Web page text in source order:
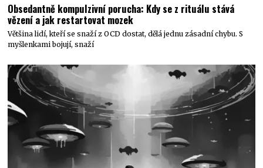
Obsedantně kompulzivní porucha: Kdy se z rituálu stává
vězení a jak restartovat mozek
Většina lidí, kteří se snaží z OCD dostat, dělá jednu zásadní chybu. S
myšlenkami bojují, snaží